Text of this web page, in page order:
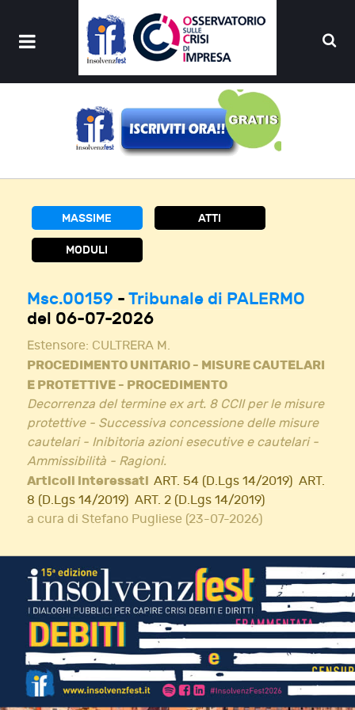
MASSIME ATTI
MODULI
Msc.00159 - Tribunale di PALERMO
del 06-07-2026
Estensore: CULTRERA M.
PROCEDIMENTO UNITARIO - MISURE CAUTELARI
E PROTETTIVE - PROCEDIMENTO
Decorrenza del termine ex art. 8 CCII per le misure
protettive - Successiva concessione delle misure
cautelari - Inibitoria azioni esecutive e cautelari -
Ammissibilità - Ragioni.
Articoli interessati ART. 54 (D.Lgs 14/2019) ART.
8 (D.Lgs 14/2019) ART. 2 (D.Lgs 14/2019)
a cura di Stefano Pugliese (23-07-2026)